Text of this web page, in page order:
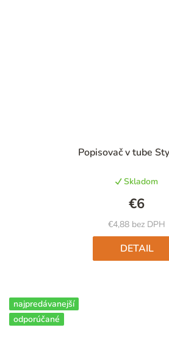
Popisovač v tube
je
5,0
z
5
Skladom
€4,88 bez DPH
€6
DETAIL
najpredávanejší
odporúčané